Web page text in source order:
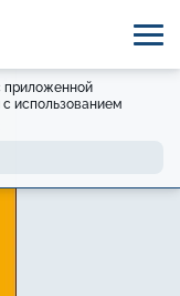
приложенной
с использованием